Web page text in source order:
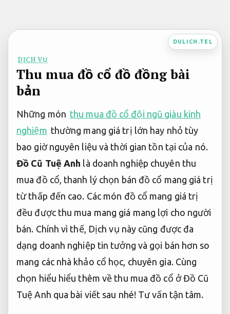
nội
dung
DULICH.TEL
DỊCH VỤ
Thu mua đồ cổ đồ đồng bài
bản
Những món thu mua đồ cổ đội ngũ giàu kinh
nghiệm thường mang giá trị lớn hay nhỏ tùy
bao giờ nguyên liệu và thời gian tồn tại của nó.
Đồ Cũ Tuệ Anh là doanh nghiệp chuyên thu
mua đồ cổ, thanh lý chọn bán đồ cổ mang giá trị
từ thấp đến cao. Các món đồ cổ mang giá trị
đều được thu mua mang giá mang lợi cho người
bán. Chính vì thế, Dịch vụ này cũng được đa
dạng doanh nghiệp tin tưởng và gọi bán hơn so
mang các nhà khảo cổ học, chuyên gia. Cùng
chọn hiểu hiểu thêm về thu mua đồ cổ ở Đồ Cũ
Tuệ Anh qua bài viết sau nhé! Tư vấn tận tâm.